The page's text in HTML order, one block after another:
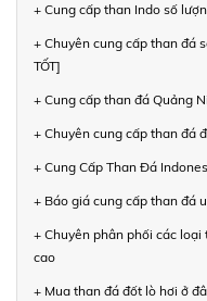
+ Cung cấp than Indo số
+ Chuyên cung cấp than đá
TỐT]
+ Cung cấp than đá Quảng
+ Chuyên cung cấp than đá
+ Cung Cấp Than Đá
+ Báo giá cung cấp than đá
+ Chuyên phân phối các
cao
+ Mua than đá đốt lò hơi ở